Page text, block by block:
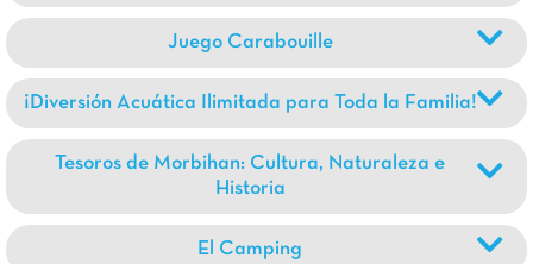
Juego Carabouille
¡Diversión Acuática Ilimitada para Toda la Familia!
Tesoros de Morbihan: Cultura, Naturaleza e
Historia
El Camping